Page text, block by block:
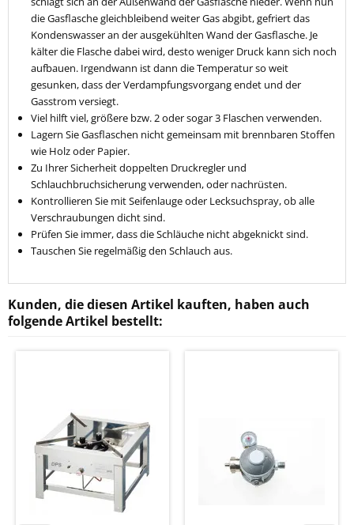
die Gasflasche gleichbleibend weiter Gas abgibt, gefriert das
Kondenswasser an der ausgekühlten Wand der Gasflasche. Je
kälter die Flasche dabei wird, desto weniger Druck kann sich noch
aufbauen. Irgendwann ist dann die Temperatur so weit
gesunken, dass der Verdampfungsvorgang endet und der
Gasstrom versiegt.
Viel hilft viel, größere bzw. 2 oder sogar 3 Flaschen verwenden.
Lagern Sie Gasflaschen nicht gemeinsam mit brennbaren Stoffen
wie Holz oder Papier.
Zu Ihrer Sicherheit doppelten Druckregler und
Schlauchbruchsicherung verwenden, oder nachrüsten.
Kontrollieren Sie mit Seifenlauge oder Lecksuchspray, ob alle
Verschraubungen dicht sind.
Prüfen Sie immer, dass die Schläuche nicht abgeknickt sind.
Tauschen Sie regelmäßig den Schlauch aus.
Kunden, die diesen Artikel kauften, haben auch
folgende Artikel bestellt: